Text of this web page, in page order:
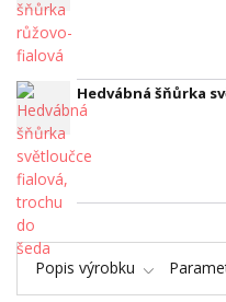
Hedvábná šňůrka
Popis výrobku